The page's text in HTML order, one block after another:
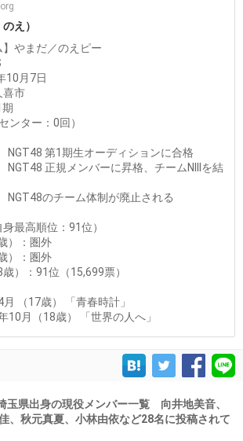
え）
】やまだ／のえピー
10月7日
喜市
期
ンター：0回）
NGT48 第1期生オーディションに合格
NGT48 正規メンバーに昇格、チームNIIIを結
NGT48のチーム体制が廃止される
最高順位：91位）
）：圏外
）：圏外
）：91位（15,699票）
月 （17歳） 「青春時計」
10月（18歳） 「世界の人へ」
玉県出身の現役メンバー一覧 向井地美音、
、秋元真夏、小林由依など28名に投稿されて